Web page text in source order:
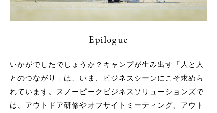
Epilogue
いかがでしたでしょうか？キャンプが生み出す「人と人
とのつながり」は、いま、ビジネスシーンにこそ求めら
れています。スノーピークビジネスソリューションズで
は、アウトドア研修やオフサイトミーティング、アウト